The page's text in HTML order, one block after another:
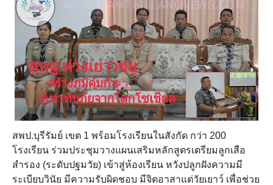
สพป.บุรีรัมย์ เขต 1 พร้อมโรงเรียนในสังกัด กว่า 200
โรงเรียน ร่วมประชุมวางแผนเสริมหลักสูตรเตรียมลูกเสือ
สำรอง (ระดับปฐมวัย) เข้าสู่ห้องเรียน หวังปลูกฝังความมี
ระเบียบวินัย มีความรับผิดชอบ มีจิตอาสาแต่วัยเยาว์ เพื่อช่วย